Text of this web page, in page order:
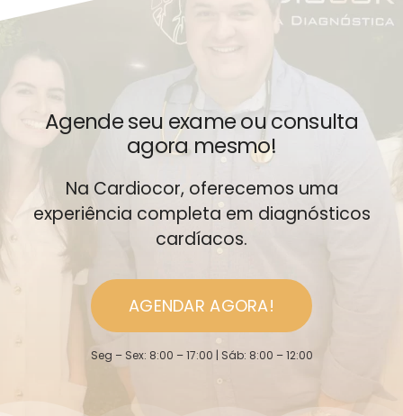
Agende seu exame ou consulta
agora mesmo!
Na Cardiocor, oferecemos uma
experiência completa em diagnósticos
cardíacos.
AGENDAR AGORA!
Seg – Sex: 8:00 – 17:00 | Sáb: 8:00 – 12:00